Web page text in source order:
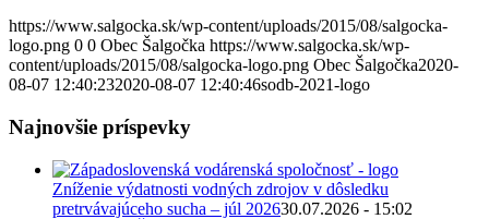
https://www.salgocka.sk/wp-content/uploads/2015/08/salgocka-
logo.png 0 0 Obec Šalgočka https://www.salgocka.sk/wp-
content/uploads/2015/08/salgocka-logo.png Obec Šalgočka2020-
08-07 12:40:232020-08-07 12:40:46sodb-2021-logo
Najnovšie príspevky
Zníženie výdatnosti vodných zdrojov v dôsledku
pretrvávajúceho sucha – júl 202630.07.2026 - 15:02